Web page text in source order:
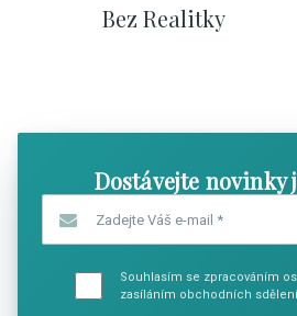
Bez Realitky
Dostávejte novinky
Souhlasím se zpracováním
zasíláním obchodních